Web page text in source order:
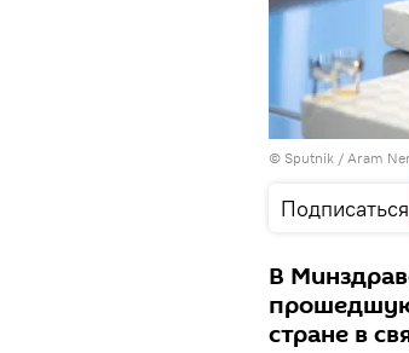
© Sputnik / Aram
Подписаться
В
стране в